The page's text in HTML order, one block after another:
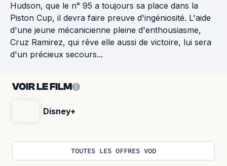
Hudson, que le n° 95 a toujours sa place dans la
Piston Cup, il devra faire preuve d'ingéniosité. L'aide
d'une jeune mécanicienne pleine d'enthousiasme,
Cruz Ramirez, qui rêve elle aussi de victoire, lui sera
d'un précieux secours...
VOIR LE FILM
Disney+
TOUTES LES OFFRES VOD